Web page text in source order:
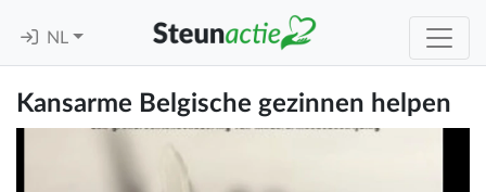
NL
Kansarme Belgische gezinnen helpen